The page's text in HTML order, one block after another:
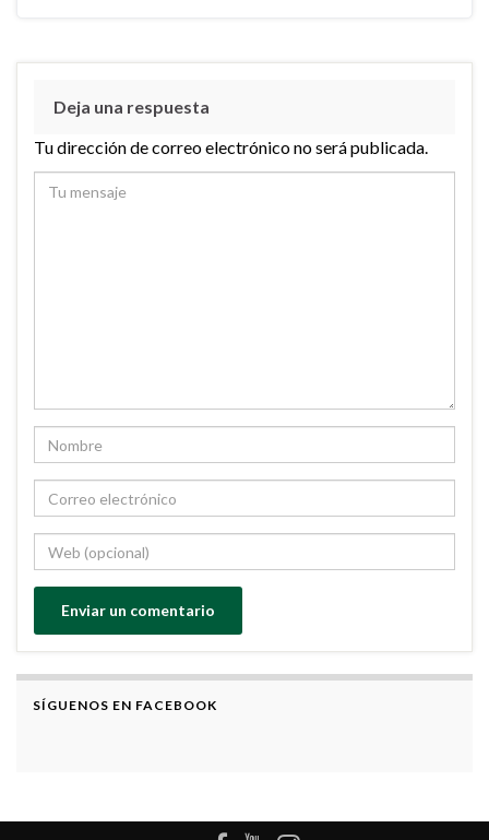
Deja una respuesta
Tu dirección de correo electrónico no será publicada.
SÍGUENOS EN FACEBOOK